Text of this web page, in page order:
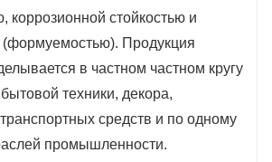
коррозионной стойкостью и
Продукция
в частном частном кругу
техники, декора,
средств и по одному
промышленности.